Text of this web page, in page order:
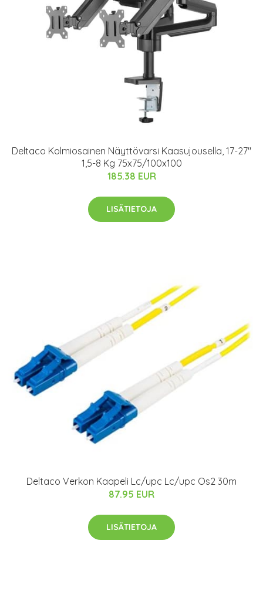
Deltaco Kolmiosainen Näyttövarsi Kaasujousella, 17-27"
1,5-8 Kg 75x75/100x100
185.38 EUR
LISÄTIETOJA
Deltaco Verkon Kaapeli Lc/upc Lc/upc Os2 30m
87.95 EUR
LISÄTIETOJA